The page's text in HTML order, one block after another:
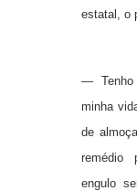
estatal, o
— Tenho
minha
de
remédio
engulo